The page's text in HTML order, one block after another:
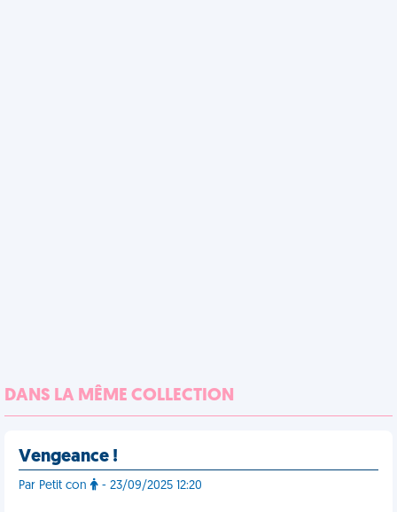
DANS LA MÊME COLLECTION
Vengeance !
Par Petit con - 23/09/2025 12:20